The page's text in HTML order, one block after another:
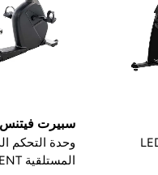
سبيرت فيتنس
وحدة التحكم
المستلقية CR800ENT